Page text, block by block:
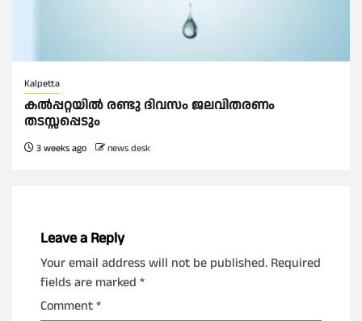
Kalpetta
കൽപ്പറ്റയിൽ രണ്ടു ദിവസം ജലവിതരണം
തടസ്സപ്പെടും
3 weeks ago news desk
Leave a Reply
Your email address will not be published. Required
fields are marked *
Comment*